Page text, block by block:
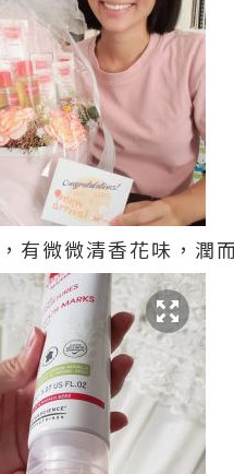
有微微清香花味，潤